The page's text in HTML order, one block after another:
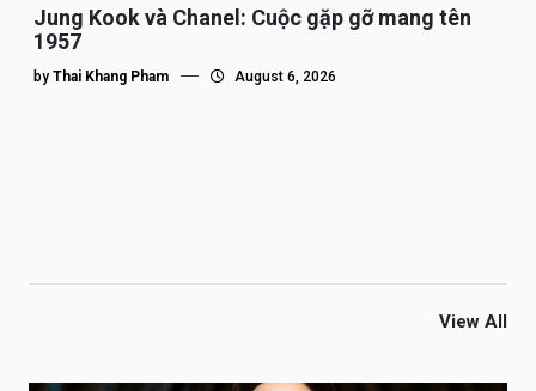
Jung Kook và Chanel: Cuộc gặp gỡ mang tên
1957
by Thai Khang Pham August 6, 2026
View All